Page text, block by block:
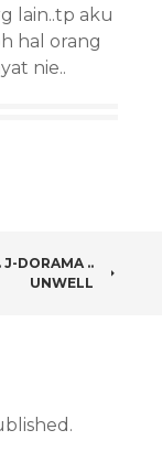
lain..tp aku
hal orang
nie..
J-DORAMA ..
UNWELL